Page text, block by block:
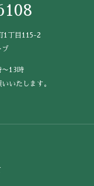
1丁目115-2
〜13時
いたします。